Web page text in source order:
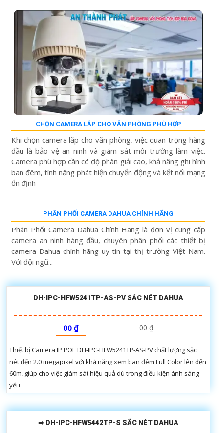
CHỌN CAMERA LẮP CHO VĂN PHÒNG PHÙ HỢP
Khi chọn camera lắp cho văn phòng, việc quan trọng hàng
đầu là bảo vệ an ninh và giám sát môi trường làm việc.
Camera phù hợp cần có độ phân giải cao, khả năng ghi hình
ban đêm, tính năng phát hiện chuyển động và kết nối mạng
ổn định
Phân Phối Camera Dahua Chính Hãng là đơn vị cung cấp
camera an ninh hàng đầu, chuyên phân phối các thiết bị
camera Dahua chính hãng uy tín tại thị trường Việt Nam.
Với đội ngũ...
DH-IPC-HFW5241TP-AS-PV SẮC NÉT DAHUA